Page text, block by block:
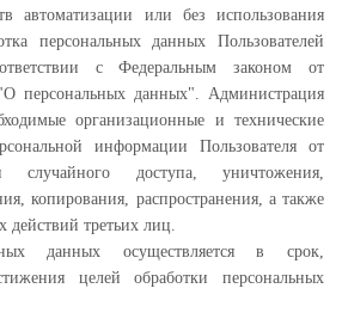
автоматизации или без использования
персональных данных Пользователей
с Федеральным законом от
персональных данных". Администрация
организационные и технические
информации Пользователя от
случайного доступа, уничтожения,
копирования, распространения, а также
действий третьих лиц.
данных осуществляется в срок,
целей обработки персональных